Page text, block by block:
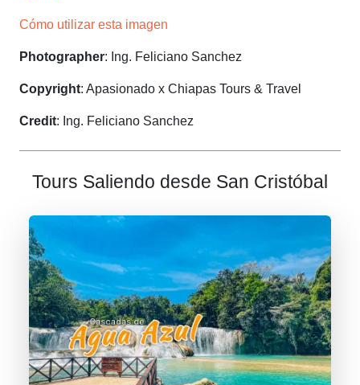
Cómo utilizar esta imagen
Photographer: Ing. Feliciano Sanchez
Copyright: Apasionado x Chiapas Tours & Travel
Credit: Ing. Feliciano Sanchez
Tours Saliendo desde San Cristóbal